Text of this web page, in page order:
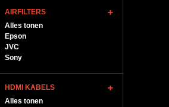
AIRFILTERS
Alles tonen
Epson
JVC
Sony
HDMI KABELS
Alles tonen